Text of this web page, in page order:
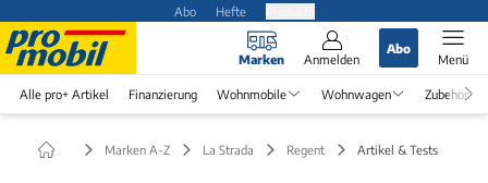
Abo Hefte
Marken Anmelden
Abo
Menü
Alle pro+ Artikel Finanzierung Wohnmobile Wohnwagen Zubehör
Marken A-Z La Strada Regent Artikel & Tests